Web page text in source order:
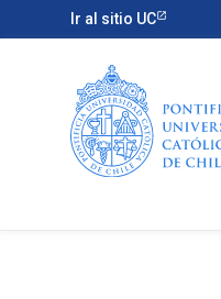
Ir al sitio UC